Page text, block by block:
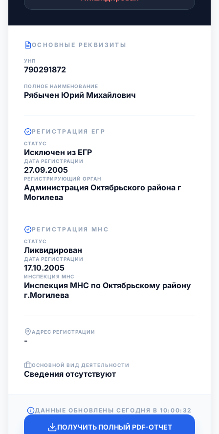
ОСНОВНЫЕ РЕКВИЗИТЫ
УНП
790291872
ПОЛНОЕ НАИМЕНОВАНИЕ
Рябычен Юрий Михайлович
РЕГИСТРАЦИЯ ЕГР
СТАТУС
Исключен из ЕГР
ДАТА РЕГИСТРАЦИИ
27.09.2005
РЕГИСТРИРУЮЩИЙ ОРГАН
Администрация Октябрьского района г
Могилева
РЕГИСТРАЦИЯ МНС
СТАТУС
Ликвидирован
ДАТА РЕГИСТРАЦИИ
17.10.2005
ИНСПЕКЦИЯ МНС
Инспекция МНС по Октябрьскому району
г.Могилева
АДРЕС РЕГИСТРАЦИИ
-
ОСНОВНОЙ ВИД ДЕЯТЕЛЬНОСТИ
Cведения отсутствуют
ДАННЫЕ ОБНОВЛЕНЫ СЕГОДНЯ В10:00:32
ПОЛУЧИТЬ ПОЛНЫЙ PDF-ОТЧЕТ